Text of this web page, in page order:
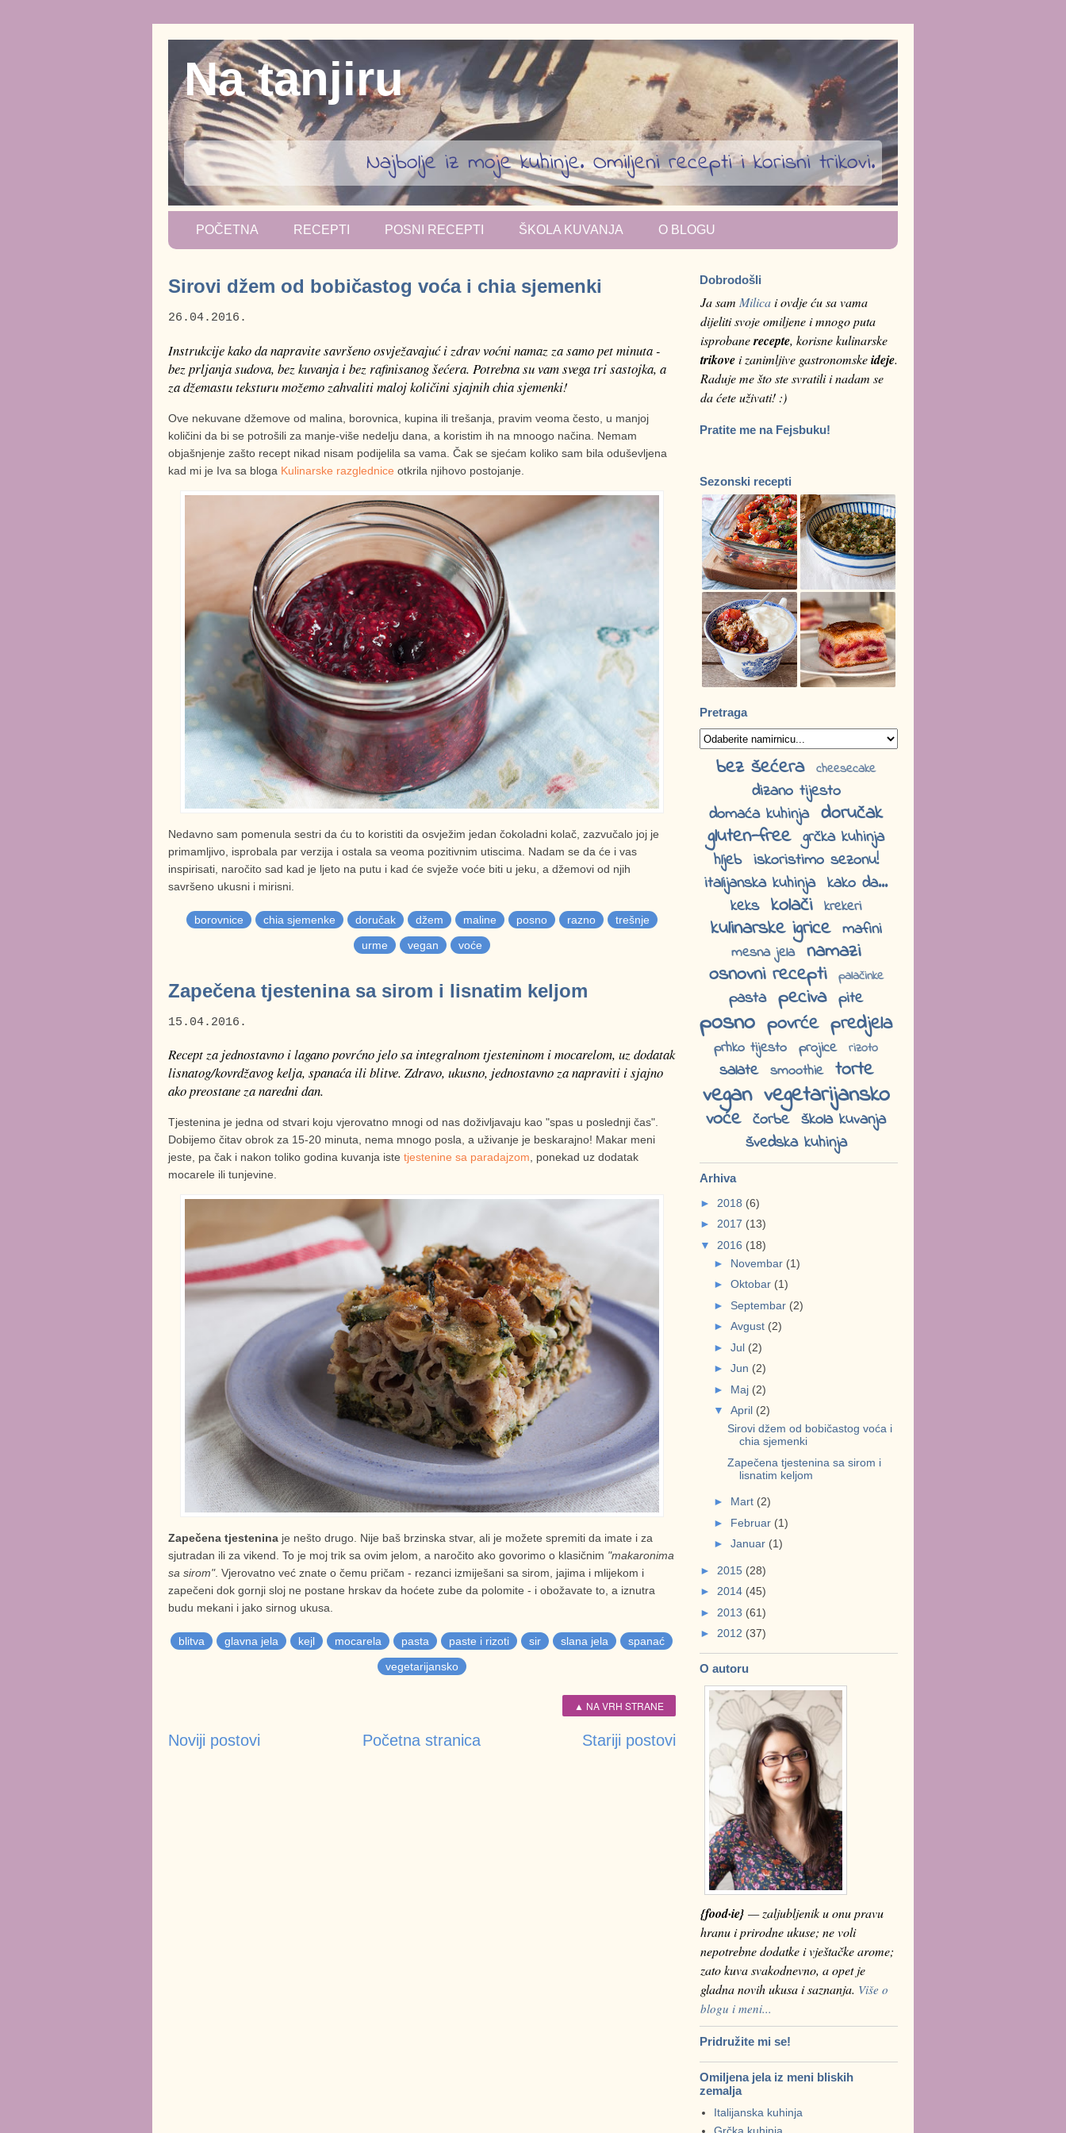
Na tanjiru
Najbolje iz moje kuhinje. Omiljeni recepti i korisni trikovi.
POČETNA RECEPTI POSNI RECEPTI ŠKOLA KUVANJA O BLOGU
Sirovi džem od bobičastog voća i chia sjemenki
26.04.2016.
Instrukcije kako da napravite savršeno osvježavajuć i zdrav voćni namaz za samo pet minuta -
bez prljanja sudova, bez kuvanja i bez rafinisanog šećera. Potrebna su vam svega tri sastojka, a
za džemastu teksturu možemo zahvaliti maloj količini sjajnih chia sjemenki!
Ove nekuvane džemove od malina, borovnica, kupina ili trešanja, pravim veoma često, u manjoj
količini da bi se potrošili za manje-više nedelju dana, a koristim ih na mnoogo načina. Nemam
objašnjenje zašto recept nikad nisam podijelila sa vama. Čak se sjećam koliko sam bila oduševljena
kad mi je Iva sa bloga Kulinarske razglednice otkrila njihovo postojanje.
Nedavno sam pomenula sestri da ću to koristiti da osvježim jedan čokoladni kolač, zazvučalo joj je
primamljivo, isprobala par verzija i ostala sa veoma pozitivnim utiscima. Nadam se da će i vas
inspirisati, naročito sad kad je ljeto na putu i kad će svježe voće biti u jeku, a džemovi od njih
savršeno ukusni i mirisni.
borovnice chia sjemenke doručak džem maline posno razno
trešnje
urme
vegan voće
Zapečena tjestenina sa sirom i lisnatim keljom
15.04.2016.
Recept za jednostavno i lagano povrćno jelo sa integralnom tjesteninom i mocarelom, uz dodatak
lisnatog/kovrdžavog kelja, spanaća ili blitve. Zdravo, ukusno, jednostavno za napraviti i sjajno
ako preostane za naredni dan.
Tjestenina je jedna od stvari koju vjerovatno mnogi od nas doživljavaju kao "spas u poslednji čas".
Dobijemo čitav obrok za 15-20 minuta, nema mnogo posla, a uživanje je beskarajno! Makar meni
jeste, pa čak i nakon toliko godina kuvanja iste tjestenine sa paradajzom , ponekad uz dodatak
mocarele ili tunjevine.
Zapečena tjestenina je nešto drugo. Nije baš brzinska stvar, ali je možete spremiti da imate i za
sjutradan ili za vikend. To je moj trik sa ovim jelom, a naročito ako govorimo o klasičnim "makaronima
sa sirom". Vjerovatno već znate o čemu pričam - rezanci izmiješani sa sirom, jajima i mlijekom i
zapečeni dok gornji sloj ne postane hrskav da hoćete zube da polomite - i obožavate to, a iznutra
budu mekani i jako sirnog ukusa.
blitva glavna jela kejl mocarela pasta paste i rizoti sir slana jela
spanać
vegetarijansko
▲ NA VRH STRANE
Noviji postovi Stariji postovi
Početna stranica
Dobrodošli
Ja sam Milicai ovdje ću sa vama
dijeliti svoje omiljene i mnogo puta
isprobanerecepte, korisne kulinarske
trikovei zanimljive gastronomskeideje.
Raduje me što ste svratili i nadam se
da ćete uživati! :)
Pratite me na Fejsbuku!
Sezonski recepti
Pretraga
bez šećera cheesecake
dizano tijesto
domaća kuhinja doručak
gluten-free grčka kuhinja
hljeb iskoristimo sezonu!
italijanska kuhinja kako da...
keks kolači krekeri
kulinarske igrice mafini
mesna jela namazi
osnovni recepti
palačinke
pasta peciva pite
posno povrće predjela
prhko tijesto projice rizoto
salate smoothie torte
vegan vegetarijansko
voće čorbe škola kuvanja
švedska kuhinja
Arhiva
► 2018 (6)
► 2017 (13)
▼ 2016 (18)
► Novembar (1)
► Oktobar (1)
► Septembar (2)
► Avgust (2)
► Jul (2)
► Jun (2)
► Maj (2)
▼ April (2)
Sirovi džem od bobičastog voća i
chia sjemenki
Zapečena tjestenina sa sirom i
lisnatim keljom
► Mart (2)
► Februar (1)
► Januar (1)
► 2015 (28)
► 2014 (45)
► 2013 (61)
► 2012 (37)
O autoru
{food·ie} — zaljubljenik u onu pravu
hranu i prirodne ukuse; ne voli
nepotrebne dodatke i vještačke arome;
zato kuva svakodnevno, a opet je
gladna novih ukusa i saznanja. Više o
blogu i meni...
Pridružite mi se!
Omiljena jela iz meni bliskih
zemalja
Italijanska kuhinja